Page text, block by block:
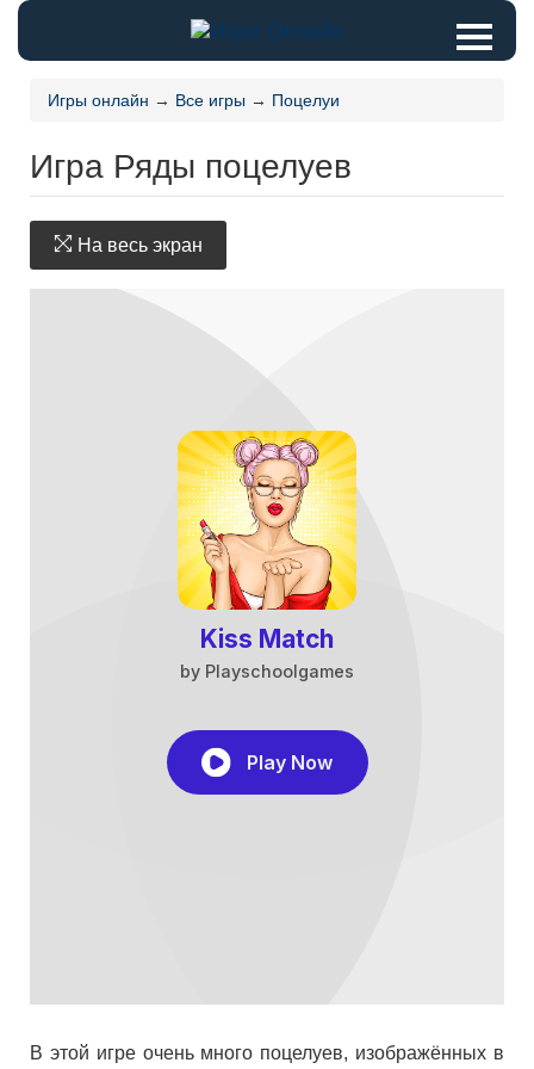
Игры онлайн → Все игры → Поцелуи
Игра Ряды поцелуев
На весь экран
В этой игре очень много поцелуев, изображённых в